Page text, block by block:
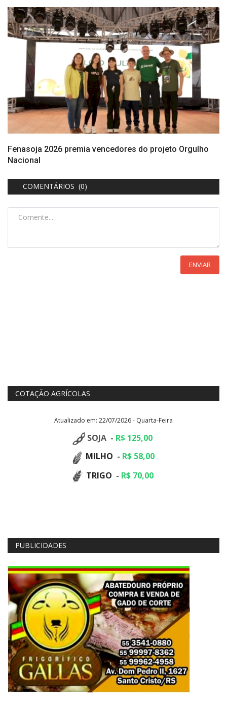
Fenasoja 2026 premia vencedores do projeto Orgulho
Nacional
COMENTÁRIOS (0)
ENVIAR
COTAÇÃO AGRÍCOLAS
Atualizado em: 22/07/2026 - Quarta-Feira
SOJA - R$ 125,00
MILHO - R$ 58,00
TRIGO - R$ 70,00
PUBLICIDADES